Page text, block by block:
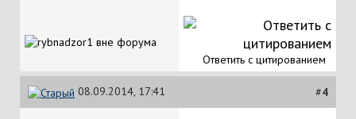
Ответить с цитированием
08.09.2014, 17:41 #4